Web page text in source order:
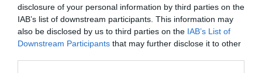
disclosure of your personal information by third parties on the
IAB’s list of downstream participants. This information may
also be disclosed by us to third parties on the IAB’s List of
Downstream Participants that may further disclose it to other